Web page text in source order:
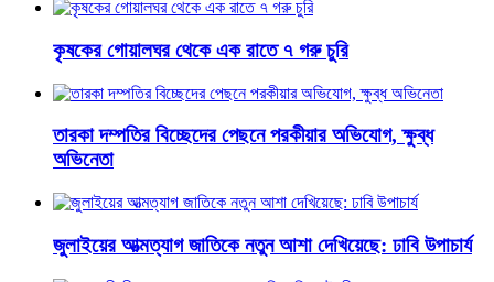
কৃষকের গোয়ালঘর থেকে এক রাতে ৭ গরু চুরি
তারকা দম্পতির বিচ্ছেদের পেছনে পরকীয়ার অভিযোগ, ক্ষুব্ধ
অভিনেতা
জুলাইয়ের আত্মত্যাগ জাতিকে নতুন আশা দেখিয়েছে: ঢাবি উপাচার্য